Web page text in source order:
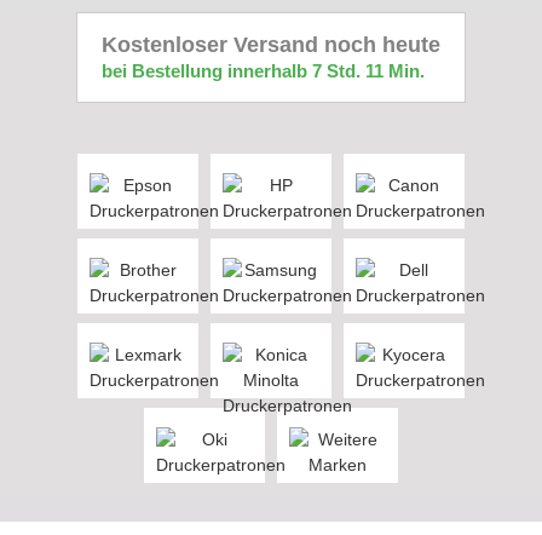
Kostenloser Versand noch heute
bei Bestellung innerhalb 7 Std. 11 Min.